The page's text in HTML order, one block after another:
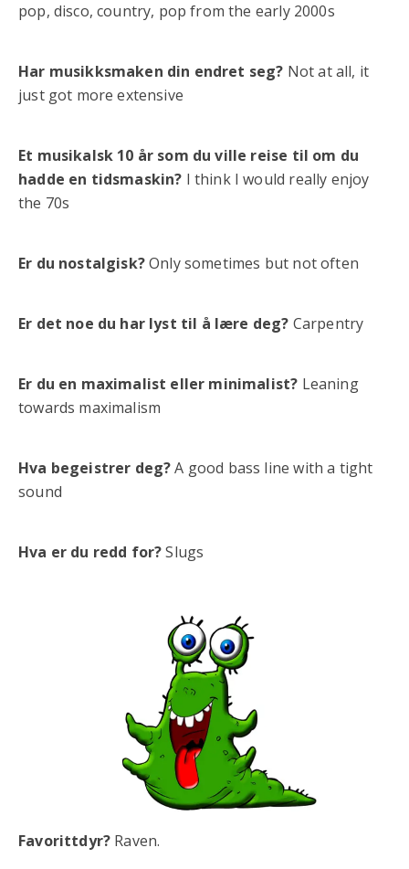
pop, disco, country, pop from the early 2000s
Har musikksmaken din endret seg? Not at all, it
just got more extensive
Et musikalsk 10 år som du ville reise til om du
hadde en tidsmaskin? I think I would really enjoy
the 70s
Er du nostalgisk?Only sometimes but not often
Er det noe du har lyst til å lære deg? Carpentry
Er du en maximalist eller minimalist? Leaning
towards maximalism
Hva begeistrer deg?A good bass line with a tight
sound
Hva er du redd for?Slugs
Favorittdyr? Raven.